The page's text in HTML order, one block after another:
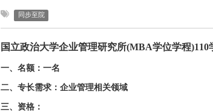
同步至院
国立政治大学企业管理研究所(MBA学位学程
一、名额：一名
二、专长需求：企业管理相关领域
三、资格：